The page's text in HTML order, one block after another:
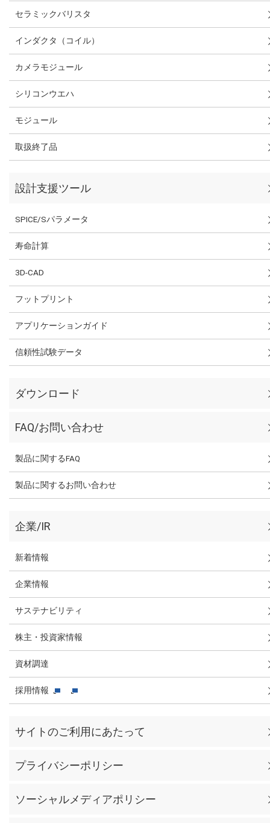
セラミックバリスタ
インダクタ（コイル）
カメラモジュール
シリコンウエハ
モジュール
取扱終了品
設計支援ツール
SPICE/Sパラメータ
寿命計算
3D-CAD
フットプリント
アプリケーションガイド
信頼性試験データ
ダウンロード
FAQ/お問い合わせ
製品に関するFAQ
製品に関するお問い合わせ
企業/IR
新着情報
企業情報
サステナビリティ
株主・投資家情報
資材調達
採用情報
サイトのご利用にあたって
プライバシーポリシー
ソーシャルメディアポリシー